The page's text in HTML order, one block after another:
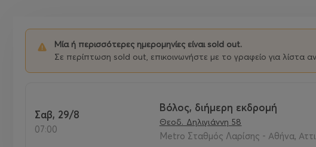
Μία ή περισσότερες ημερομηνίες είναι sold out.
Σε περίπτωση sold out, επικοινωνήστε με το γραφείο για
Σαβ, 29/8
07:00
Βόλος, διήμερη εκδρομή
Θεοδ. Δηλιγιάννη 58
Metro Σταθμός Λαρίσης - Αθήνα,